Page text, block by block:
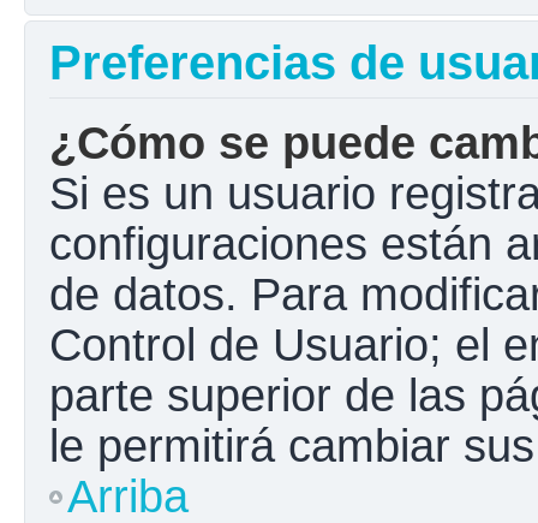
Preferencias de
¿Cómo se puede
Si es un usuario
configuraciones están
de datos. Para
Control de Usuario; el
parte superior de las
le permitirá cambiar
Arriba